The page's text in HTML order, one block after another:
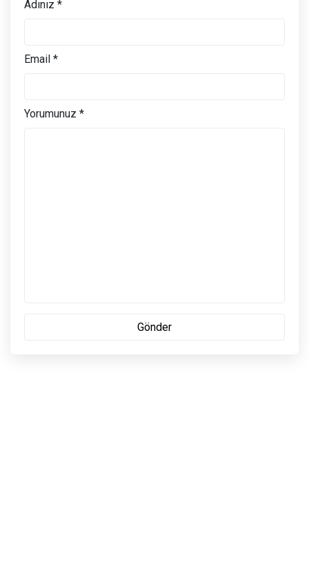
Adınız *
Email *
Yorumunuz *